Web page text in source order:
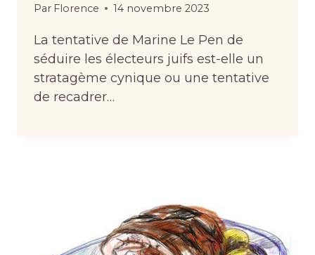
Par Florence 14 novembre 2023
La tentative de Marine Le Pen de
séduire les électeurs juifs est-elle un
stratagème cynique ou une tentative
de recadrer…